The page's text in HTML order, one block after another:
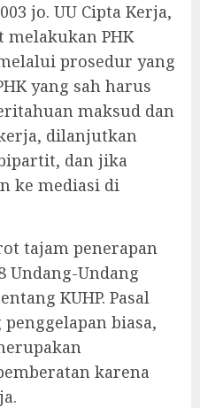
jo. UU Cipta Kerja,
melakukan PHK
prosedur yang
yang sah harus
maksud dan
dilanjutkan
dan jika
ke mediasi di
tajam penerapan
Undang-Undang
KUHP. Pasal
biasa,
karena